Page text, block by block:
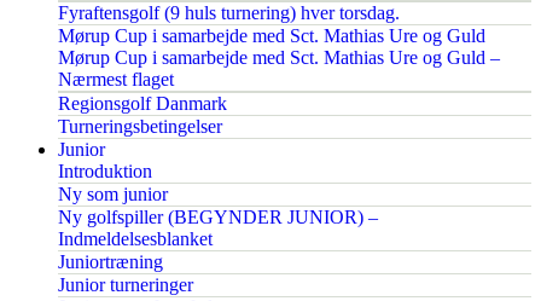
Fyraftensgolf (9 huls turnering) hver torsdag.
Mørup Cup i samarbejde med Sct. Mathias Ure og Guld
Mørup Cup i samarbejde med Sct. Mathias Ure og Guld –
Nærmest flaget
Regionsgolf Danmark
Turneringsbetingelser
Junior
Introduktion
Ny som junior
Ny golfspiller (BEGYNDER JUNIOR) –
Indmeldelsesblanket
Juniortræning
Junior turneringer